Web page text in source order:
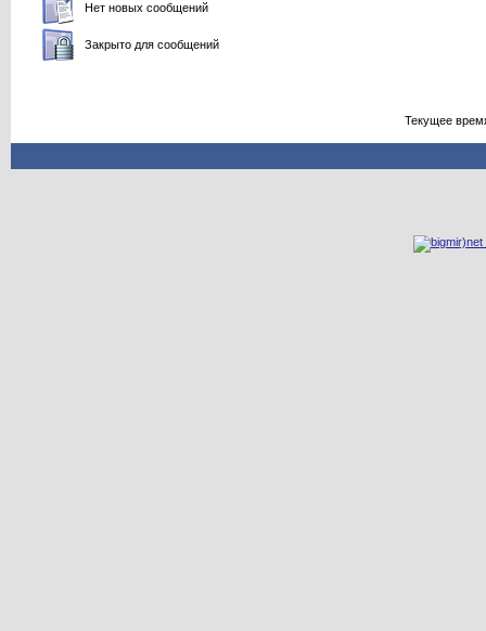
Нет новых сообщений
Закрыто для сообщений
Текущее